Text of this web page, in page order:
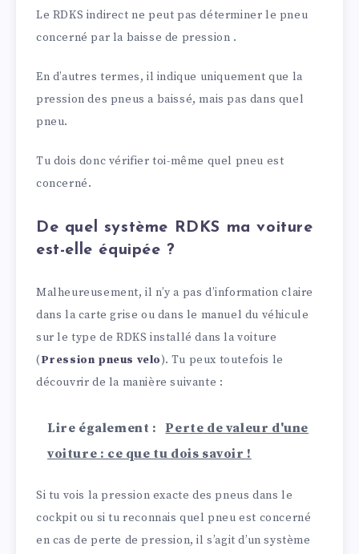
Le RDKS indirect ne peut pas déterminer le pneu
concerné par la baisse de pression .
En d’autres termes, il indique uniquement que la
pression des pneus a baissé, mais pas dans quel
pneu.
Tu dois donc vérifier toi-même quel pneu est
concerné.
De quel système RDKS ma voiture
est-elle équipée ?
Malheureusement, il n’y a pas d’information claire
dans la carte grise ou dans le manuel du véhicule
sur le type de RDKS installé dans la voiture
(Pression pneus velo). Tu peux toutefois le
découvrir de la manière suivante :
Lire également :
Perte de valeur d'une
voiture : ce que tu dois savoir !
Si tu vois la pression exacte des pneus dans le
cockpit ou si tu reconnais quel pneu est concerné
en cas de perte de pression, il s’agit d’un système